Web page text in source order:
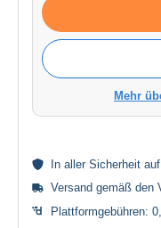
Mehr
In aller Sicherheit
Versand gemäß den
Plattformgebühren: